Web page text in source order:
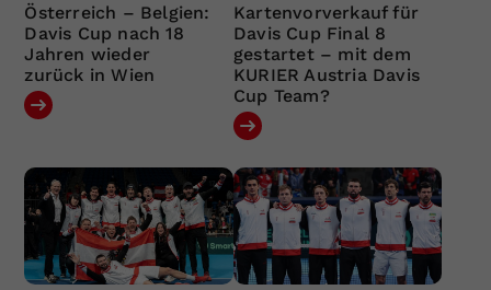
Österreich – Belgien:
Davis Cup nach 18
Jahren wieder
zurück in Wien
Kartenvorverkauf für
Davis Cup Final 8
gestartet – mit dem
KURIER Austria Davis
Cup Team?